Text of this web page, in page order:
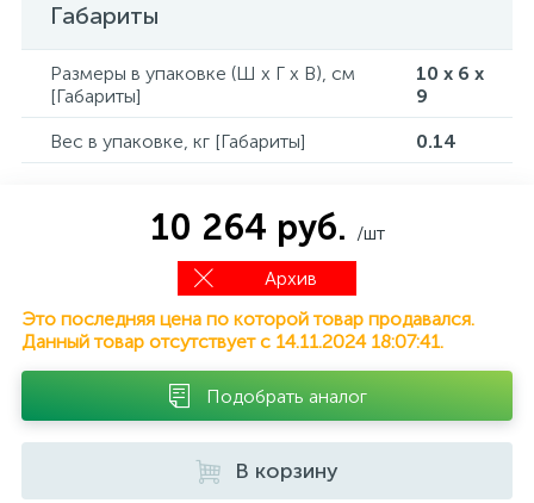
Габариты
Размеры в упаковке (Ш x Г x В), см
[Габариты]
10 x 6 x
9
Вес в упаковке, кг [Габариты]
0.14
10 264 руб. /шт
Архив
Это последняя цена по которой товар продавался.
Данный товар отсутствует с 14.11.2024 18:07:41.
Подобрать аналог
В корзину